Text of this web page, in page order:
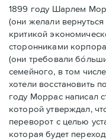
1899 году Шарлем
(они желали
критикой
сторонниками
(они требовали
семейного, в том
хотели восстановить
году Моррас написал
которой утверждал,
переворот с целью
которая будет